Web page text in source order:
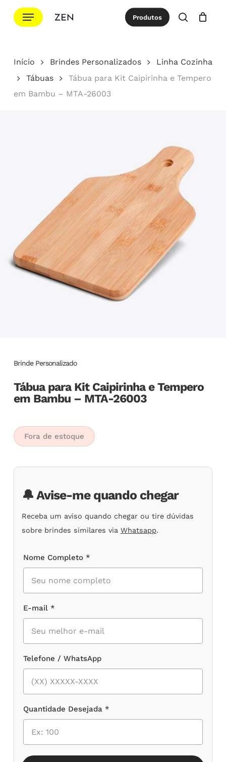
para
principal
Menu Produtos
procurar
Cotação Close
Início Brindes Personalizados
Linha Cozinha
Tábuas
Tábua para Kit Caipirinha e Tempero
em Bambu – MTA-26003
Brinde Personalizado
Tábua para Kit Caipirinha e Tempero
em Bambu – MTA-26003
Fora de estoque
🔔 Avise-me quando chegar
Receba um aviso quando chegar ou tire dúvidas
sobre brindes similares via Whatsapp.
Nome Completo *
E-mail *
Telefone / WhatsApp
Quantidade Desejada *